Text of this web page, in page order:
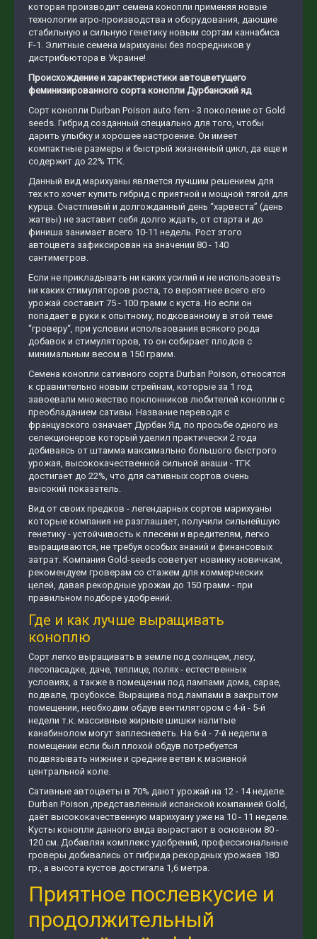
которая производит семена конопли применяя новые
технологии агро-производства и оборудования, дающие
стабильную и сильную генетику новым сортам каннабиса
F-1. Элитные семена марихуаны без посредников у
дистрибьютора в Украине!
Происхождение и характеристики автоцветущего
феминизированного сорта конопли Дурбанский яд
Сорт конопли Durban Poison auto fem - 3 поколение от Gold
seeds. Гибрид созданный специально для того, чтобы
дарить улыбку и хорошее настроение. Он имеет
компактные размеры и быстрый жизненный цикл, да еще и
содержит до 22% ТГК.
Данный вид марихуаны является лучшим решением для
тех кто хочет купить гибрид с приятной и мощной тягой для
курца. Счастливый и долгожданный день “харвеста” (день
жатвы) не заставит себя долго ждать, от старта и до
финиша занимает всего 10-11 недель. Рост этого
автоцвета зафиксирован на значении 80 - 140
сантиметров.
Если не прикладывать ни каких усилий и не использовать
ни каких стимуляторов роста, то вероятнее всего его
урожай составит 75 - 100 грамм с куста. Но если он
попадает в руки к опытному, подкованному в этой теме
“гроверу“, при условии использования всякого рода
добавок и стимуляторов, то он собирает плодов с
минимальным весом в 150 грамм.
Семена конопли сативного сорта Durban Poison, относятся
к сравнительно новым стрейнам, которые за 1 год
завоевали множество поклонников любителей конопли с
преобладанием сативы. Название переводя с
французского означает Дурбан Яд, по просьбе одного из
селекционеров который уделил практически 2 года
добиваясь от штамма максимально большого быстрого
урожая, высококачественной сильной анаши - ТГК
достигает до 22%, что для сативных сортов очень
высокий показатель.
Вид от своих предков - легендарных сортов марихуаны
которые компания не разглашает, получили сильнейшую
генетику - устойчивость к плесени и вредителям, легко
выращиваются, не требуя особых знаний и финансовых
затрат. Компания Gold-seeds cоветует новинку новичкам,
рекомендуем гроверам со стажем для коммерческих
целей, давая рекордные урожаи до 150 грамм - при
правильном подборе удобрений.
Где и как лучше выращивать
коноплю
Сорт легко выращивать в земле под солнцем, лесу,
лесопасадке, даче, теплице, полях - естественных
условиях, а также в помещении под лампами дома, сарае,
подвале, гроубоксе. Выращива под лампами в закрытом
помещении, необходим обдув вентилятором с 4-й - 5-й
недели т.к. массивные жирные шишки налитые
канабинолом могут заплесневеть. На 6-й - 7-й недели в
помещении если был плохой обдув потребуется
подвязывать нижние и средние ветви к масивной
центральной коле.
Сативные автоцветы в 70% дают урожай на 12 - 14 неделе.
Durban Poison ,представленный испанской компанией Gold,
даёт высококачественную марихуану уже на 10 - 11 неделе.
Кусты конопли данного вида вырастают в основном 80 -
120 см. Добавляя комплекс удобрений, профессиональные
гроверы добивались от гибрида рекордных урожаев 180
гр., а высота кустов достигала 1,6 метра.
Приятное послевкусие и
продолжительный